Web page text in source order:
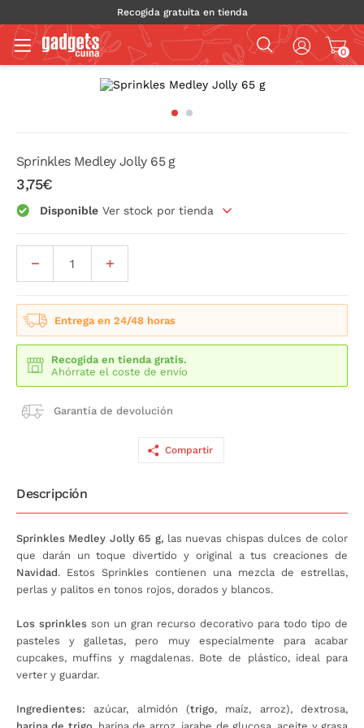
Recogida gratuita en tienda
0
Sprinkles Medley Jolly 65 g
3,75€
Disponible Ver stock por tienda
Entrega en 24/48 horas
Recogida en tienda gratis.
Ahórrate el coste de envío
Garantía de devolución
Compartir
Descripción
Sprinkles Medley Jolly 65 g, las nuevas chispas dulces de color
que darán un toque divertido y original a tus creaciones de
Navidad. Estos Sprinkles contienen una mezcla de estrellas,
perlas y palitos en tonos rojos, dorados y blancos.
Los sprinkles son un gran recurso decorativo para todo tipo de
pasteles y galletas, pero muy especialmente para acabar
cupcakes, muffins y magdalenas. Bote de plástico, ideal para
verter y guardar.
Ingredientes: azúcar, almidón (trigo, maíz, arroz), dextrosa,